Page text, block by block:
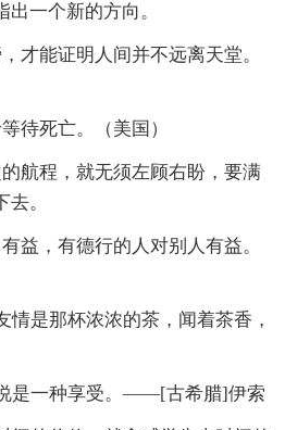
一个新的方向。
才能证明人间并不远离天堂。
待死亡。（美国）
航程，就无须左顾右盼，要满
。
益，有德行的人对别人有益。
情是那杯浓浓的茶，闻着茶香，
是一种享受。——[古希腊]伊索